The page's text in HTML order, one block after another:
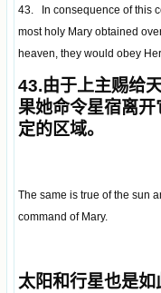
43. In consequence of this
most holy Mary obtained
heaven, they would obey
43.由于上主赐给
果她命令星宿离
定的区域。
The same is true of the sun
command of Mary.
太阳和行星也是